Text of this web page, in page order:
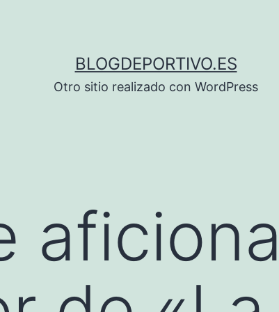
BLOGDEPORTIVO.ES
Otro sitio realizado con WordPress